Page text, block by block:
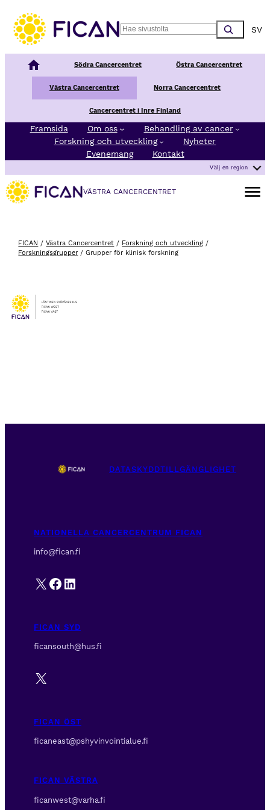
Search
Nationellt Cancercentrum
Södra Cancercentret Östra Cancercentret
Västra Cancercentret Norra Cancercentret
Cancercentret i Inre Finland
Framsida Om oss
Behandling av cancer
Forskning och utveckling
Nyheter
Evenemang
Kontakt
Välj en region
VÄSTRA CANCERCENTRET
Öppna
FICAN /Västra Cancercentret / Forskning och utveckling /
Forskningsgrupper /Grupper för klinisk forskning
DATASKYDDTILLGÄNGLIGHET
NATIONELLA CANCERCENTRUM FICAN
info@fican.fi
X Facebook
LinkedIn
FICAN SYD
ficansouth@hus.fi
X
FICAN ÖST
ficaneast@pshyvinvointialue.fi
FICAN VÄSTRA
ficanwest@varha.fi